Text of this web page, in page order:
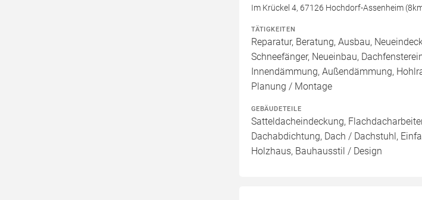
Im Krückel 4, 67126 Hochdorf-Assenheim
TÄTIGKEITEN
Reparatur, Beratung, Ausbau,
Schneefänger, Neueinbau,
Innendämmung, Außendämmung,
Planung / Montage
GEBÄUDETEILE
Satteldacheindeckung,
Dachabdichtung, Dach / Dachstuhl,
Holzhaus, Bauhausstil / Design